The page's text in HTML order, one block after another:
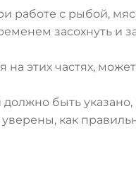
работе с рыбой,
засохнуть и
этих частях,
должно быть указано,
как